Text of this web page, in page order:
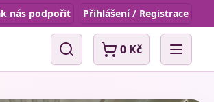
theme
nás podpořit Přihlášení / Registrace
Vyhledávání0 Kč Open